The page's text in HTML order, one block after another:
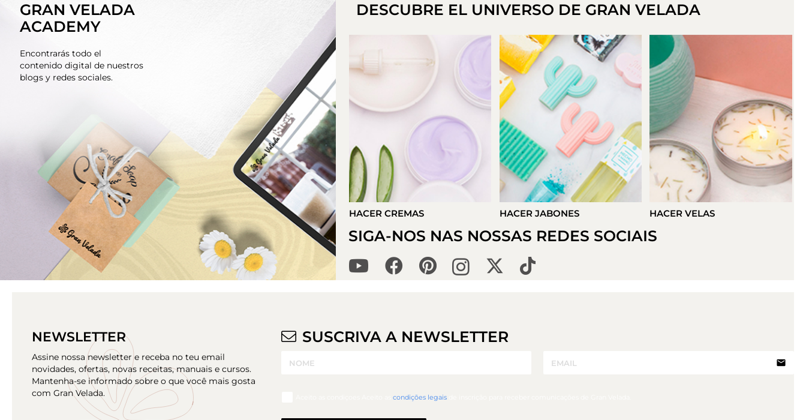
GRAN VELADA
ACADEMY
Encontrarás todo el
contenido digital de nuestros
blogs y redes sociales.
DESCUBRE EL UNIVERSO DE GRAN VELADA
BLOG GRAN VELADA HACER CREMAS HACER JABONES HACER VELAS HACER DETALLES
SIGA-NOS NAS NOSSAS REDES SOCIAIS
NEWSLETTER
Assine nossa newsletter e receba no teu email
novidades, ofertas, novas receitas, manuais e cursos.
Mantenha-se informado sobre o que você mais gosta
com Gran Velada.
SUSCRIVA A NEWSLETTER
email
condições legais